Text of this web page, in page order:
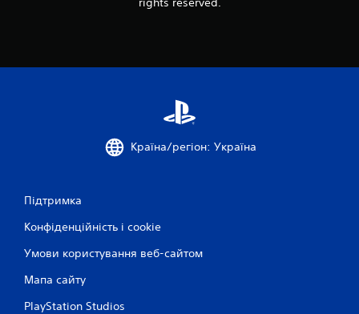
Країна/регіон: Україна
Підтримка
Конфіденційність і cookie
Умови користування веб-сайтом
Мапа сайту
PlayStation Studios